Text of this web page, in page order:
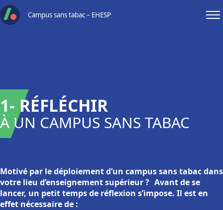
Skip
to
Campus sans tabac – EHESP
1- RÉFLÉCHIR
À UN CAMPUS SANS TABAC
Motivé par le déploiement d’un campus sans tabac dans
votre lieu d’enseignement supérieur ? Avant de se
lancer, un petit temps de réflexion s’impose. Il est en
effet nécessaire de :